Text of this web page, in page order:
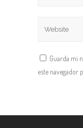
Guarda mi
este navegador